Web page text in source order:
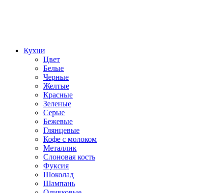
Кухни
Цвет
Белые
Черные
Желтые
Красные
Зеленые
Серые
Бежевые
Глянцевые
Кофе с молоком
Металлик
Слоновая кость
Фуксия
Шоколад
Шампань